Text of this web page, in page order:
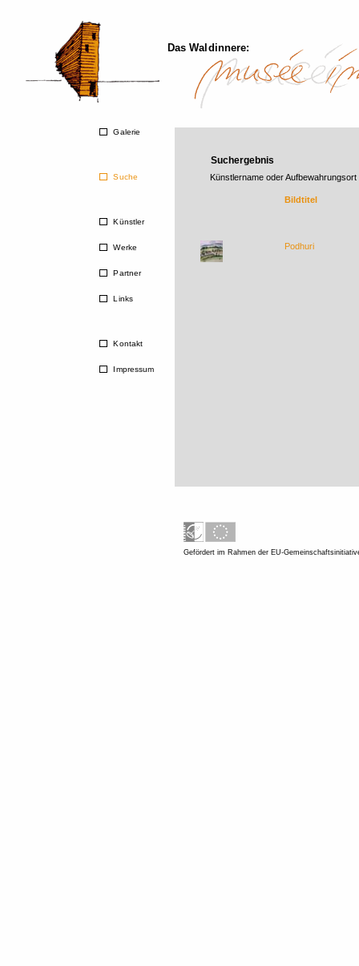
Das Waldinnere:
Galerie
Suche
Künstler
Werke
Partner
Links
Kontakt
Impressum
Suchergebnis
Künstlername oder Aufbewahrungsort
Bildtitel
Podhuri
Gefördert im Rahmen der EU-